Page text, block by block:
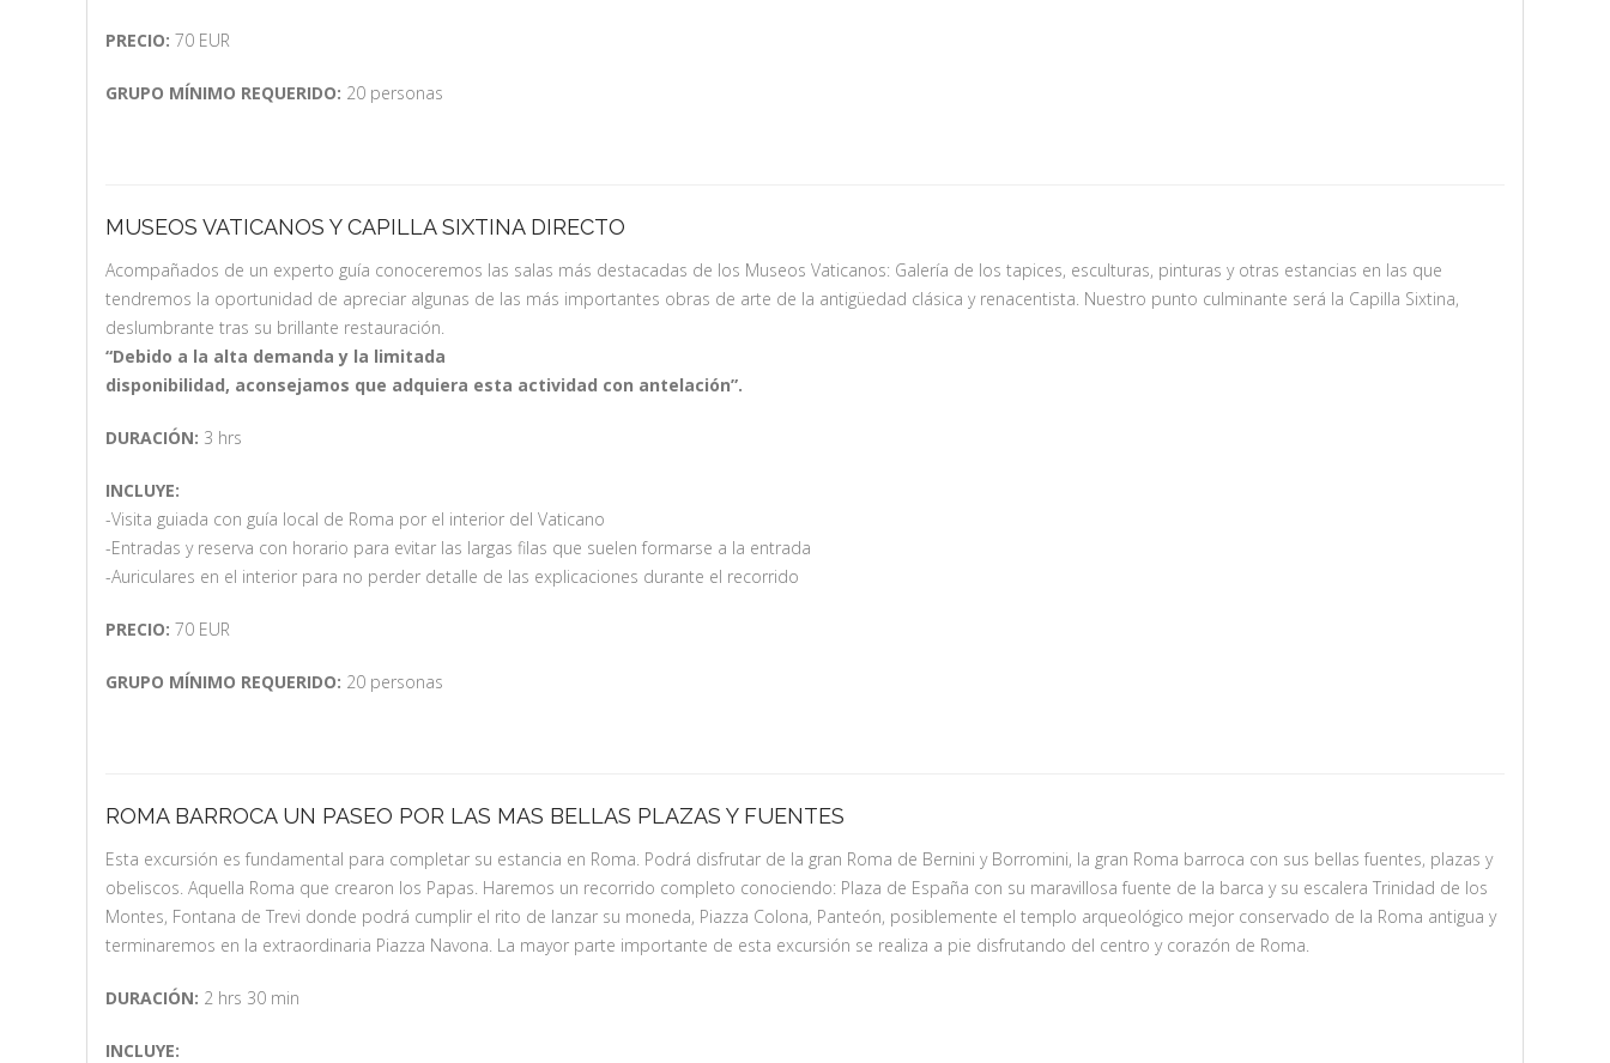
PRECIO: 70 EUR
GRUPO MÍNIMO REQUERIDO: 20 personas
MUSEOS VATICANOS Y CAPILLA SIXTINA DIRECTO
Acompañados de un experto guía conoceremos las salas más destacadas de los Museos Vaticanos: Galería de los tapices, esculturas, pinturas y otras estancias en las que
tendremos la oportunidad de apreciar algunas de las más importantes obras de arte de la antigüedad clásica y renacentista. Nuestro punto culminante será la Capilla Sixtina,
deslumbrante tras su brillante restauración.
“Debido a la alta demanda y la limitada
disponibilidad, aconsejamos que adquiera esta actividad con antelación”.
DURACIÓN: 3 hrs
INCLUYE:
-Visita guiada con guía local de Roma por el interior del Vaticano
-Entradas y reserva con horario para evitar las largas filas que suelen formarse a la entrada
-Auriculares en el interior para no perder detalle de las explicaciones durante el recorrido
PRECIO: 70 EUR
GRUPO MÍNIMO REQUERIDO: 20 personas
ROMA BARROCA UN PASEO POR LAS MAS BELLAS PLAZAS Y FUENTES
Esta excursión es fundamental para completar su estancia en Roma. Podrá disfrutar de la gran Roma de Bernini y Borromini, la gran Roma barroca con sus bellas fuentes, plazas y
obeliscos. Aquella Roma que crearon los Papas. Haremos un recorrido completo conociendo: Plaza de España con su maravillosa fuente de la barca y su escalera Trinidad de los
Montes, Fontana de Trevi donde podrá cumplir el rito de lanzar su moneda, Piazza Colona, Panteón, posiblemente el templo arqueológico mejor conservado de la Roma antigua y
terminaremos en la extraordinaria Piazza Navona. La mayor parte importante de esta excursión se realiza a pie disfrutando del centro y corazón de Roma.
DURACIÓN: 2 hrs 30 min
INCLUYE: